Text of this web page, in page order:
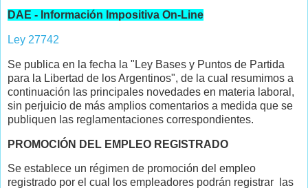
DAE - Información Impositiva On-Line
Ley 27742
Se publica en la fecha la "Ley Bases y Puntos de Partida
para la Libertad de los Argentinos", de la cual resumimos a
continuación las principales novedades en materia laboral,
sin perjuicio de más amplios comentarios a medida que se
publiquen las reglamentaciones correspondientes.
PROMOCIÓN DEL EMPLEO REGISTRADO
Se establece un régimen de promoción del empleo
registrado por el cual los empleadores podrán registrar las